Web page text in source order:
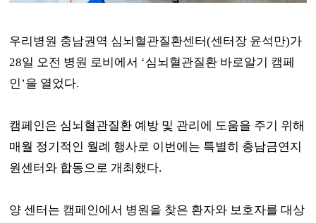
우리병원 충남권역 심뇌혈관질환센터(센터장 윤석만)가
28일 오전 병원 로비에서 ‘심뇌혈관질환 바로알기 캠페
인’을 열었다.
캠페인은 심뇌혈관질환 예방 및 관리에 도움을 주기 위해
매월 정기적인 월례 행사로 이번에는 특별히 충남금연지
원센터와 합동으로 개최했다.
양 센터는 캠페인에서 병원을 찾은 환자와 보호자를 대상